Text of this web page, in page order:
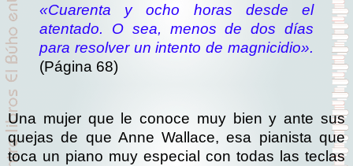
«Cuarenta y ocho horas desde el
atentado. O sea, menos de dos días
para resolver un intento de magnicidio».
(Página 68)
Una mujer que le conoce muy bien y ante sus
quejas de que Anne Wallace, esa pianista que
toca un piano muy especial con todas las teclas